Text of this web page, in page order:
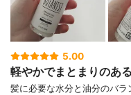
5.00
軽やかでまとまりのあ
髪に必要な水分と油分のバラ